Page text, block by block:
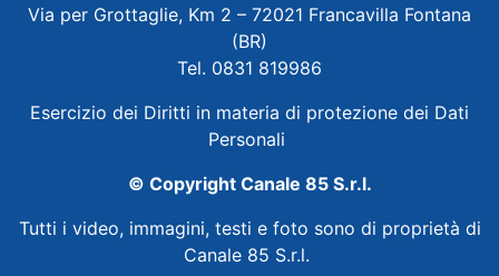
Via per Grottaglie, Km 2 – 72021 Francavilla Fontana
(BR)
Tel. 0831 819986
Esercizio dei Diritti in materia di protezione dei Dati
Personali
© Copyright Canale 85 S.r.l.
Tutti i video, immagini, testi e foto sono di proprietà di
Canale 85 S.r.l.